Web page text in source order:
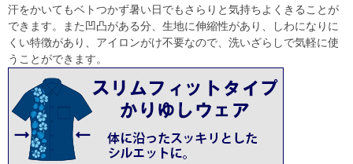
汗をかいてもベトつかず暑い日でもさらりと気持ちよくきることが
できます。また凹凸がある分、生地に伸縮性があり、しわになりに
くい特徴があり、アイロンがけ不要なので、洗いざらしで気軽に使
うことができます。